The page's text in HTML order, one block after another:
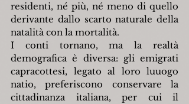
residenti, né più, né meno di quello
derivante dallo scarto naturale della
natalità con la mortalità.
I conti tornano, ma la realtà
demografica è diversa: gli emigrati
capracottesi, legato al loro luuogo
natio, preferiscono conservare la
cittadinanza italiana, per cui il